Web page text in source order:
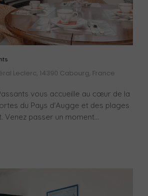
Leclerc, 14390 Cabourg, France
vous accueille au cœur de la
du Pays d'Augge et des plages
Venez passer un moment...